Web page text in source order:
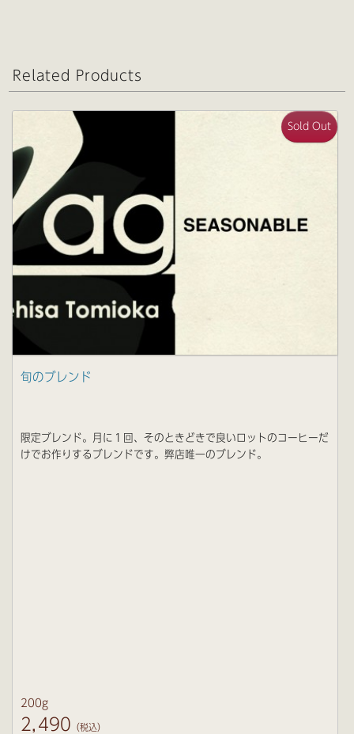
Related Products
Sold Out
旬のブレンド
限定ブレンド。月に１回、そのときどきで良いロットのコーヒーだ
けでお作りするブレンドです。弊店唯一のブレンド。
200g
2,490 （税込）